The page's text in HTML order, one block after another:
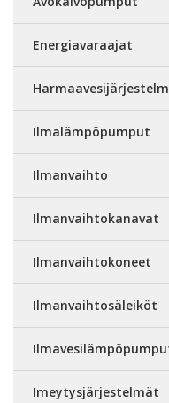
Energiavaraajat
Ilmalämpöpumput
Ilmanvaihto
Ilmanvaihtokanavat
Ilmanvaihtokoneet
Ilmanvaihtosäleiköt
Imeytysjärjestelmät